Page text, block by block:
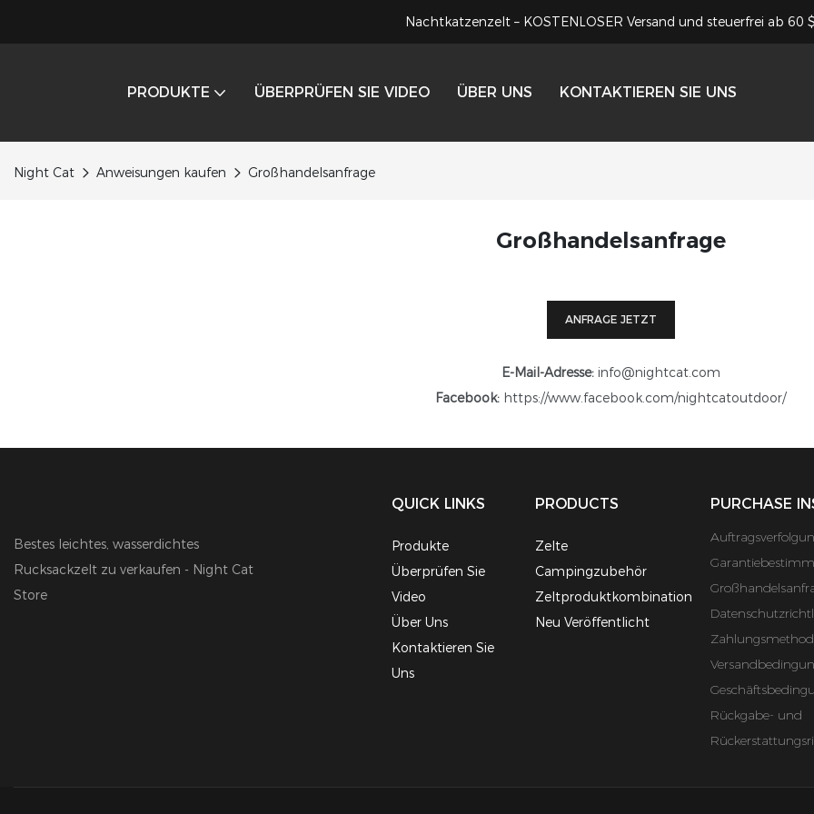
Nachtkatzenzelt – KOSTENLOSER Versand und steuerfrei ab 60
PRODUKTE ÜBERPRÜFEN SIE VIDEO ÜBER UNS KONTAKTIEREN SIE UNS
Night Cat Anweisungen kaufen Großhandelsanfrage
Großhandelsanfrage
ANFRAGE JETZT
E-Mail-Adresse: info@nightcat.com
Facebook: https://www.facebook.com/nightcatoutdoor/
Bestes leichtes, wasserdichtes
Rucksackzelt zu verkaufen - Night Cat
Store
QUICK LINKS
Produkte
Überprüfen Sie
Video
Über Uns
Kontaktieren Sie
Uns
PRODUCTS
Zelte
Campingzubehör
Zeltproduktkombination
Neu Veröffentlicht
PURCHASE
Rückgabe- und